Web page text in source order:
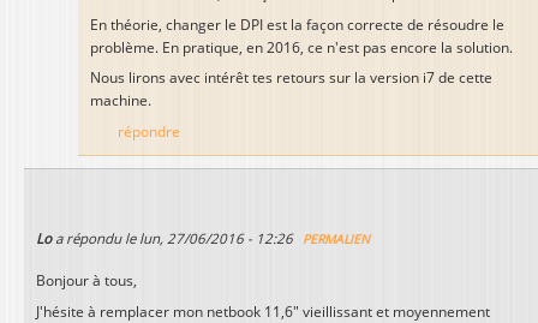
En théorie, changer le DPI est la façon correcte de résoudre le
problème. En pratique, en 2016, ce n'est pas encore la solution.
Nous lirons avec intérêt tes retours sur la version i7 de cette
machine.
répondre
Loa répondu le lun, 27/06/2016 - 12:26 PERMALIEN
Bonjour à tous,
J'hésite à remplacer mon netbook 11,6" vieillissant et moyennement